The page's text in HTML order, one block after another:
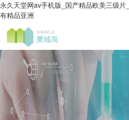
永久天堂网av手机版_国产精品欧美三级
有精品亚洲